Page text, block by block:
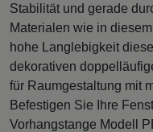
Stabilität und gerade
Materialen wie in
hohe Langlebigkeit
dekorativen
für Raumgestaltung mit
Befestigen Sie Ihre
Vorhangstange Modell